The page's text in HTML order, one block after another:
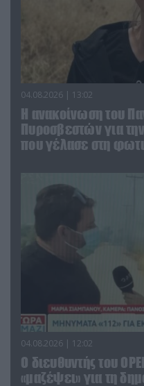
04.08.2026 | 13:02
Η ανακοίνωση του
Πυροσβεστών για
που γέλασε στη
04.08.2026 | 12:02
O διευθυντής του
«μαζέψει» για τη